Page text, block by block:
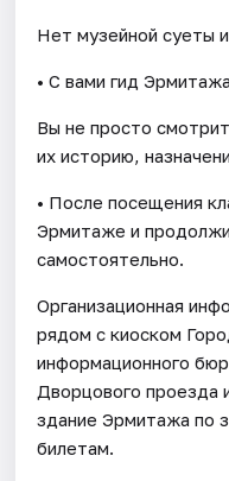
Нет музейной суеты
• С вами гид
Вы не просто
их историю,
• После посещения
Эрмитаже и
самостоятельно.
Организационная
рядом с киоском
информационного
Дворцового проезда
здание Эрмитажа по
билетам.